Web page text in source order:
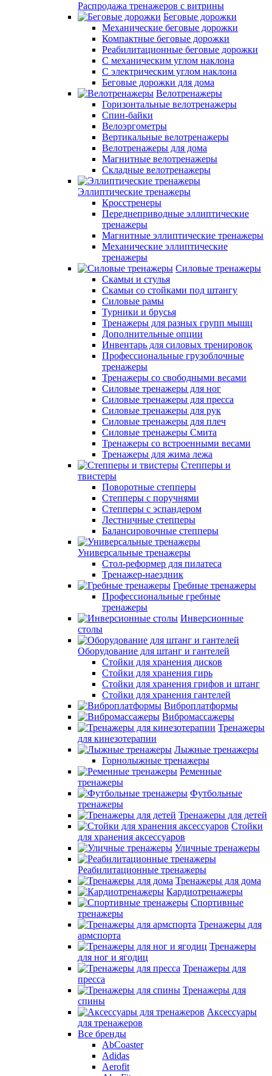
Распродажа тренажеров с витрины
Беговые дорожки
Механические беговые дорожки
Компактные беговые дорожки
Реабилитационные беговые дорожки
С механическим углом наклона
С электрическим углом наклона
Беговые дорожки для дома
Велотренажеры
Горизонтальные велотренажеры
Спин-байки
Велоэргометры
Вертикальные велотренажеры
Велотренажеры для дома
Магнитные велотренажеры
Складные велотренажеры
Эллиптические тренажеры
Кросстренеры
Переднеприводные эллиптические
тренажеры
Магнитные эллиптические тренажеры
Механические эллиптические
тренажеры
Силовые тренажеры
Скамьи и стулья
Скамьи со стойками под штангу
Силовые рамы
Турники и брусья
Тренажеры для разных групп мышц
Дополнительные опции
Инвентарь для силовых тренировок
Профессиональные грузоблочные
тренажеры
Тренажеры со свободными весами
Силовые тренажеры для ног
Силовые тренажеры для пресса
Силовые тренажеры для рук
Силовые тренажеры для плеч
Силовые тренажеры Смита
Тренажеры со встроенными весами
Тренажеры для жима лежа
Степперы и
твистеры
Поворотные степперы
Степперы с поручнями
Степперы с эспандером
Лестничные степперы
Балансировочные степперы
Универсальные тренажеры
Стол-реформер для пилатеса
Тренажер-наездник
Гребные тренажеры
Профессиональные гребные
тренажеры
Инверсионные
столы
Оборудование для штанг и гантелей
Стойки для хранения дисков
Стойки для хранения гирь
Стойки для хранения грифов и штанг
Стойки для хранения гантелей
Виброплатформы
Вибромассажеры
Тренажеры
для кинезотерапии
Лыжные тренажеры
Горнолыжные тренажеры
Ременные
тренажеры
Футбольные
тренажеры
Тренажеры для детей
Стойки
для хранения аксессуаров
Уличные тренажеры
Реабилитационные тренажеры
Тренажеры для дома
Кардиотренажеры
Спортивные
тренажеры
Тренажеры для
армспорта
Тренажеры
для ног и ягодиц
Тренажеры для
пресса
Тренажеры для
спины
Аксессуары
для тренажеров
Все бренды
AbCoaster
Adidas
Aerofit